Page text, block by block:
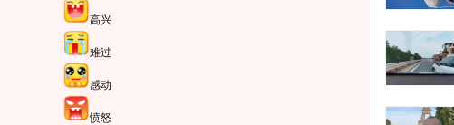
高兴
难过
感动
愤怒